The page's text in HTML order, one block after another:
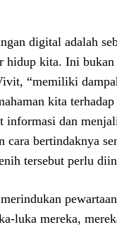
digital adalah
hidup kita. Ini
“memiliki
kita
dan
bertindaknya
tersebut perlu
luka mereka,